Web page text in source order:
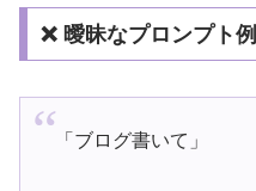
❌ 曖昧なプロンプト例
「ブログ書いて」